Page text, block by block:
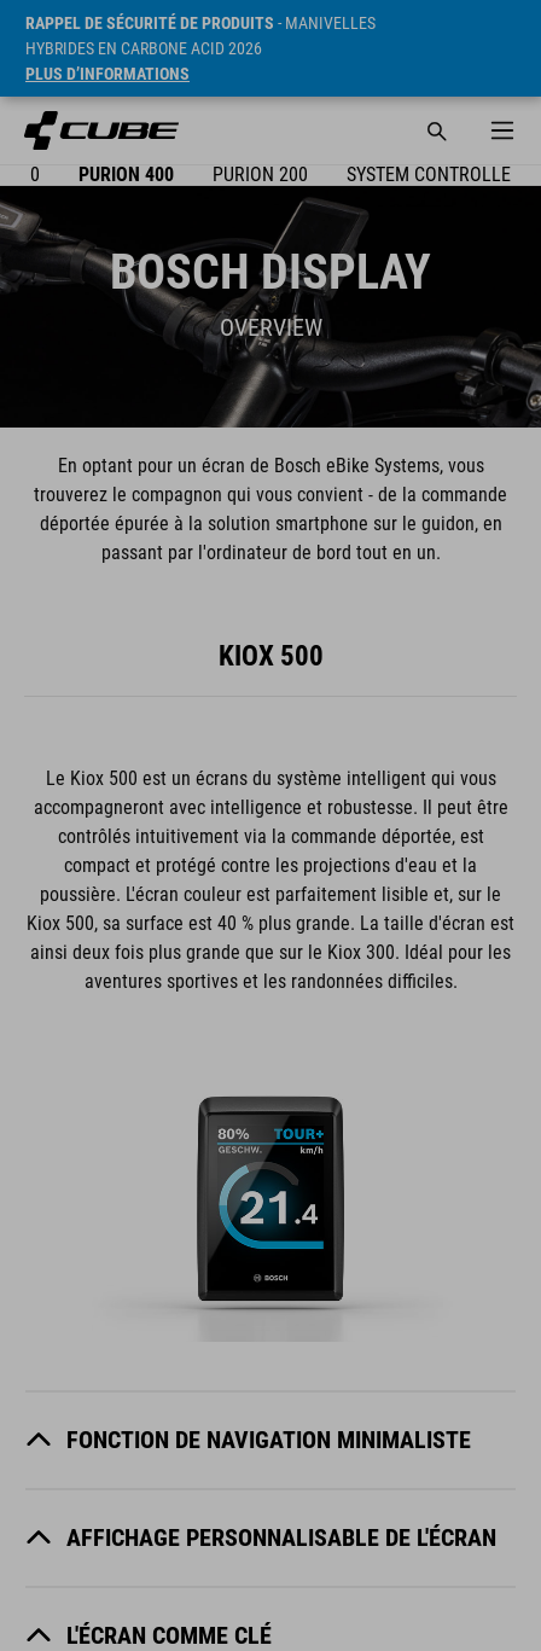
RAPPEL DE SÉCURITÉ DE PRODUITS - MANIVELLES
HYBRIDES EN CARBONE ACID 2026
PLUS D’INFORMATIONS
300 PURION 400 PURION 200 SYSTEM CONTROLLER
BOSCH DISPLAY
OVERVIEW
En optant pour un écran de Bosch eBike Systems, vous
trouverez le compagnon qui vous convient - de la commande
déportée épurée à la solution smartphone sur le guidon, en
passant par l'ordinateur de bord tout en un.
KIOX 500
Le Kiox 500 est un écrans du système intelligent qui vous
accompagneront avec intelligence et robustesse. Il peut être
contrôlés intuitivement via la commande déportée, est
compact et protégé contre les projections d'eau et la
poussière. L'écran couleur est parfaitement lisible et, sur le
Kiox 500, sa surface est 40 % plus grande. La taille d'écran est
ainsi deux fois plus grande que sur le Kiox 300. Idéal pour les
aventures sportives et les randonnées difficiles.
FONCTION DE NAVIGATION MINIMALISTE
AFFICHAGE PERSONNALISABLE DE L'ÉCRAN
L'ÉCRAN COMME CLÉ